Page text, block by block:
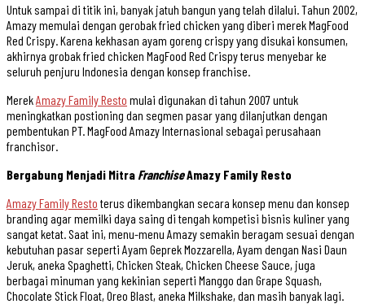
Untuk sampai di titik ini, banyak jatuh bangun yang telah dilalui. Tahun 2002,
Amazy memulai dengan gerobak fried chicken yang diberi merek MagFood
Red Crispy. Karena kekhasan ayam goreng crispy yang disukai konsumen,
akhirnya grobak fried chicken MagFood Red Crispy terus menyebar ke
seluruh penjuru Indonesia dengan konsep franchise.
MerekAmazy Family Resto mulai digunakan di tahun 2007 untuk
meningkatkan postioning dan segmen pasar yang dilanjutkan dengan
pembentukan PT. MagFood Amazy Internasional sebagai perusahaan
franchisor.
Bergabung Menjadi Mitra FranchiseAmazy Family Resto
Amazy Family Resto terus dikembangkan secara konsep menu dan konsep
branding agar memilki daya saing di tengah kompetisi bisnis kuliner yang
sangat ketat. Saat ini, menu-menu Amazy semakin beragam sesuai dengan
kebutuhan pasar seperti Ayam Geprek Mozzarella, Ayam dengan Nasi Daun
Jeruk, aneka Spaghetti, Chicken Steak, Chicken Cheese Sauce, juga
berbagai minuman yang kekinian seperti Manggo dan Grape Squash,
Chocolate Stick Float, Oreo Blast, aneka Milkshake, dan masih banyak lagi.